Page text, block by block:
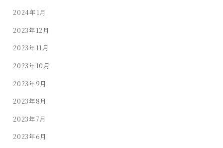
2024年1月
2023年12月
2023年11月
2023年10月
2023年9月
2023年8月
2023年7月
2023年6月